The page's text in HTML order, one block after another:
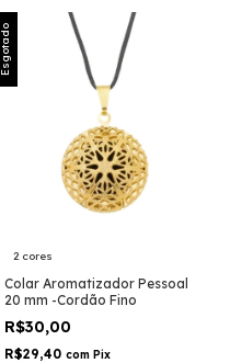
Esgotado
2 cores
Colar Aromatizador Pessoal
20 mm -Cordão Fino
R$30,00
R$29,40 com Pix